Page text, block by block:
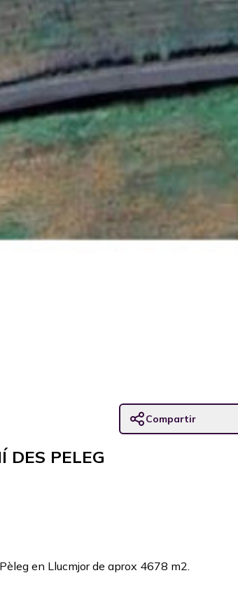
DES PELEG
Compartir
en Llucmjor de aprox 4678 m2.